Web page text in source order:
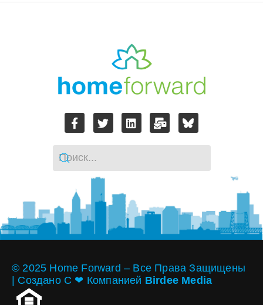
© 2025 Home Forward – Все Права Защищены
| Создано С ❤︎ Компанией Birdee Media